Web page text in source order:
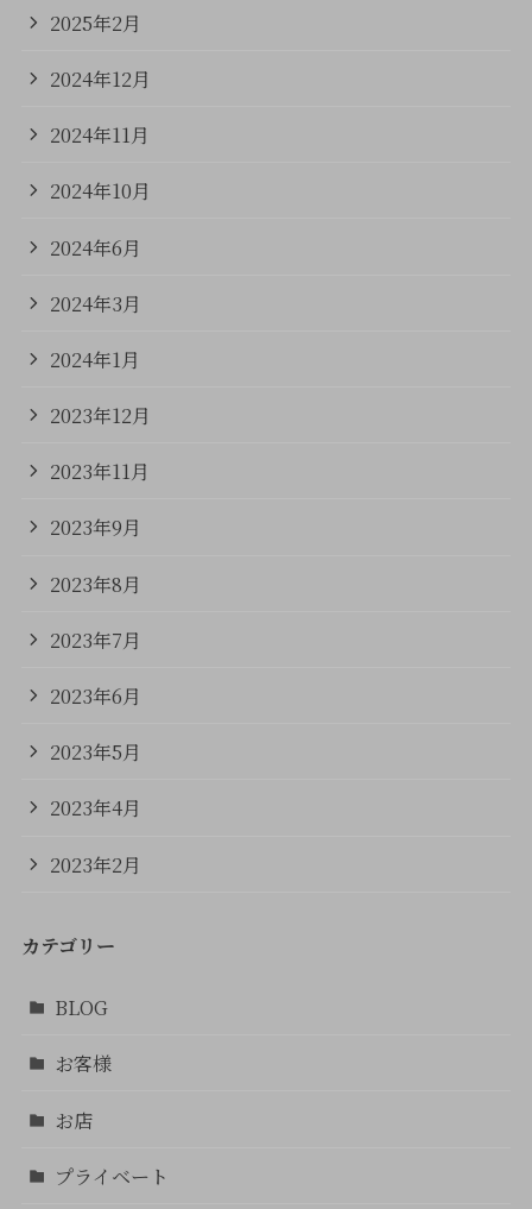
2025年2月
2024年12月
2024年11月
2024年10月
2024年6月
2024年3月
2024年1月
2023年12月
2023年11月
2023年9月
2023年8月
2023年7月
2023年6月
2023年5月
2023年4月
2023年2月
カテゴリー
BLOG
お客様
お店
プライベート